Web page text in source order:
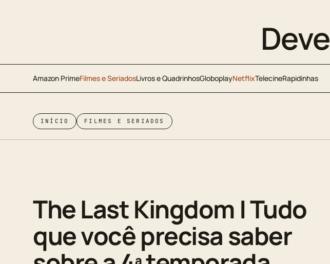
Deve
Amazon PrimeFilmes e SeriadosLivros e QuadrinhosGloboplayNetflixTelecineRapidinhas
INÍCIO FILMES E SERIADOS
The Last Kingdom | Tudo
que você precisa saber